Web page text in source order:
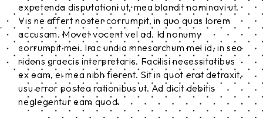
expetenda disputationi ut, mea blandit nominavi ut.
Vis ne affert noster corrumpit, in quo quas lorem
accusam. Movet vocent vel ad. Id nonumy
corrumpit mei. Irac undia mnesarchum mel id, in sea
ridens graecis interpretaris. Facilisi necessitatibus
ex eam, ei mea nibh fierent. Sit in quot erat detraxit,
usu error postea rationibus ut. Ad dicit debitis
neglegentur eam quod.